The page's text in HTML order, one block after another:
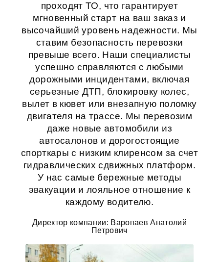
проходят ТО, что гарантирует
мгновенный старт на ваш заказ и
высочайший уровень надежности. Мы
ставим безопасность перевозки
превыше всего. Наши специалисты
успешно справляются с любыми
дорожными инцидентами, включая
серьезные ДТП, блокировку колес,
вылет в кювет или внезапную поломку
двигателя на трассе. Мы перевозим
даже новые автомобили из
автосалонов и дорогостоящие
спорткары с низким клиренсом за счет
гидравлических сдвижных платформ.
У нас самые бережные методы
эвакуации и лояльное отношение к
каждому водителю.
Директор компании: Варопаев Анатолий
Петрович